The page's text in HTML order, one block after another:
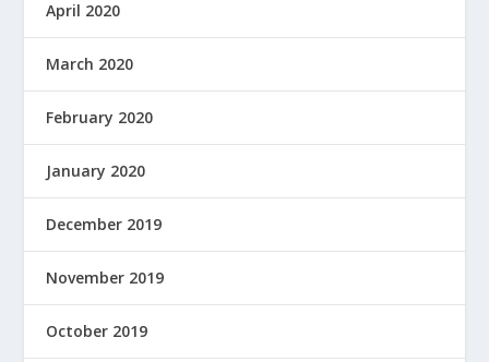
April 2020
March 2020
February 2020
January 2020
December 2019
November 2019
October 2019